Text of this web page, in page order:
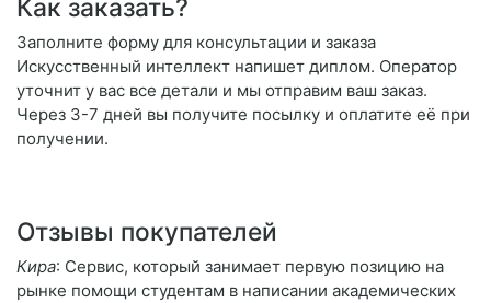
Как заказать?
Заполните форму для консультации и заказа
Искусственный интеллект напишет диплом. Оператор
уточнит у вас все детали и мы отправим ваш заказ.
Через 3-7 дней вы получите посылку и оплатите её при
получении.
Отзывы покупателей
Кира: Сервис, который занимает первую позицию на
рынке помощи студентам в написании академических